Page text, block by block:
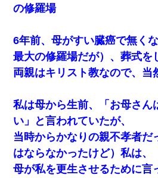
の修羅場
6年前、母がすい臓癌で無く
最大の修羅場だが）、葬式を
両親はキリスト教なので、当
私は母から生前、「お母さん
い」と言われていたが、
当時からかなりの親不孝者だ
はならなかったけど）私は、
母が私を更生させるために言